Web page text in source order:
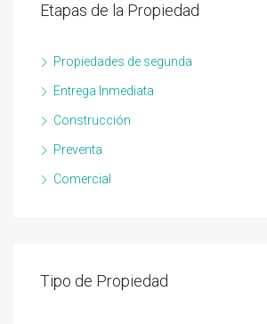
Etapas de la Propiedad
Propiedades de segunda
Entrega Inmediata
Construcción
Preventa
Comercial
Tipo de Propiedad